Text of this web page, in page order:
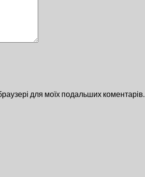
для моїх подальших коментарів.